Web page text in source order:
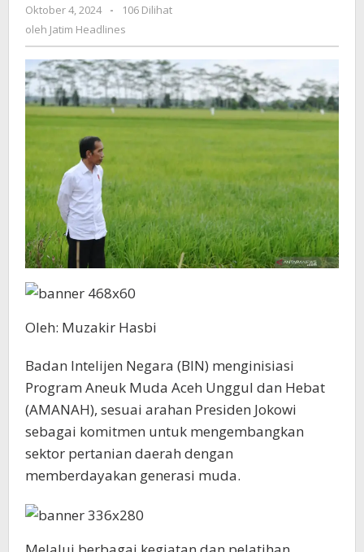
Muda
Sektor
Pertanian
Berkelanjutan
Lewat
AMANAH
Oktober 4, 2024
oleh
-
106 Dilihat
oleh Jatim Headlines
Oleh: Muzakir Hasbi
Badan Intelijen Negara (BIN) menginisiasi
Program Aneuk Muda Aceh Unggul dan Hebat
(AMANAH), sesuai arahan Presiden Jokowi
sebagai komitmen untuk mengembangkan
sektor pertanian daerah dengan
memberdayakan generasi muda.